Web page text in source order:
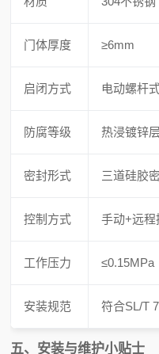
门体厚度 ≥6mm
启闭方式 电动螺杆
防腐等级 热浸镀锌
密封形式 三道硅胶
控制方式 手动+远程
工作压力 ≤0.15MPa
安装规范 符合SL/T
五、安装与维护小贴士